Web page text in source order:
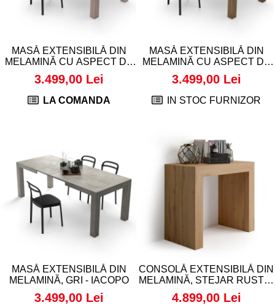
MASĂ EXTENSIBILĂ DIN
MELAMINĂ CU ASPECT DE
LEMN DE ULM PERLAT -
IACOPO
3.499,00 Lei
LA COMANDA
MASĂ EXTENSIBILĂ DIN
MELAMINĂ CU ASPECT DE
LEMN DE STEJAR RUSTIC -
IACOPO
3.499,00 Lei
IN STOC FURNIZOR
MASĂ EXTENSIBILĂ DIN
MELAMINĂ, GRI - IACOPO
3.499,00 Lei
CONSOLĂ EXTENSIBILĂ DIN
MELAMINĂ, STEJAR RUSTIC
- ANGELICA
4.899,00 Lei